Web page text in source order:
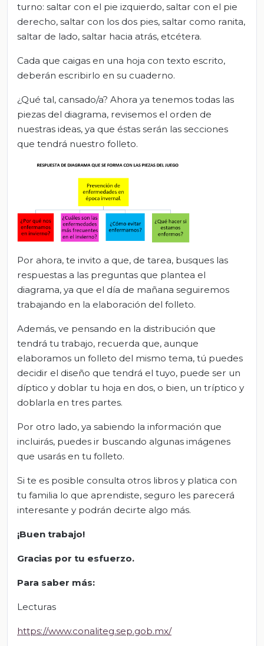
turno: saltar con el pie izquierdo, saltar con el pie
derecho, saltar con los dos pies, saltar como ranita,
saltar de lado, saltar hacia atrás, etcétera.
Cada que caigas en una hoja con texto escrito,
deberán escribirlo en su cuaderno.
¿Qué tal, cansado/a? Ahora ya tenemos todas las
piezas del diagrama, revisemos el orden de
nuestras ideas, ya que éstas serán las secciones
que tendrá nuestro folleto.
Por ahora, te invito a que, de tarea, busques las
respuestas a las preguntas que plantea el
diagrama, ya que el día de mañana seguiremos
trabajando en la elaboración del folleto.
Además, ve pensando en la distribución que
tendrá tu trabajo, recuerda que, aunque
elaboramos un folleto del mismo tema, tú puedes
decidir el diseño que tendrá el tuyo, puede ser un
díptico y doblar tu hoja en dos, o bien, un tríptico y
doblarla en tres partes.
Por otro lado, ya sabiendo la información que
incluirás, puedes ir buscando algunas imágenes
que usarás en tu folleto.
Si te es posible consulta otros libros y platica con
tu familia lo que aprendiste, seguro les parecerá
interesante y podrán decirte algo más.
¡Buen trabajo!
Gracias por tu esfuerzo.
Para saber más:
Lecturas
https://www.conaliteg.sep.gob.mx/